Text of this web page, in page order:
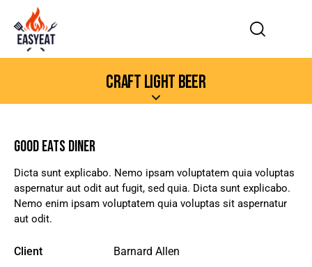
CRAFT LIGHT BEER
GOOD EATS DINER
Dicta sunt explicabo. Nemo ipsam voluptatem quia voluptas
aspernatur aut odit aut fugit, sed quia. Dicta sunt explicabo.
Nemo enim ipsam voluptatem quia voluptas sit aspernatur
aut odit.
Client
Barnard Allen